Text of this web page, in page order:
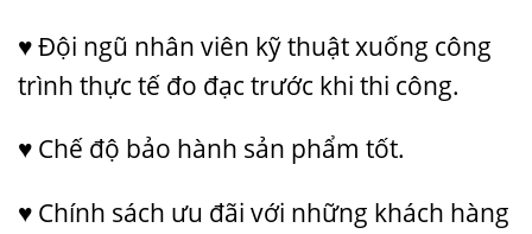
♥ Đội ngũ nhân viên kỹ thuật xuống công
trình thực tế đo đạc trước khi thi công.
♥ Chế độ bảo hành sản phẩm tốt.
♥ Chính sách ưu đãi với những khách hàng